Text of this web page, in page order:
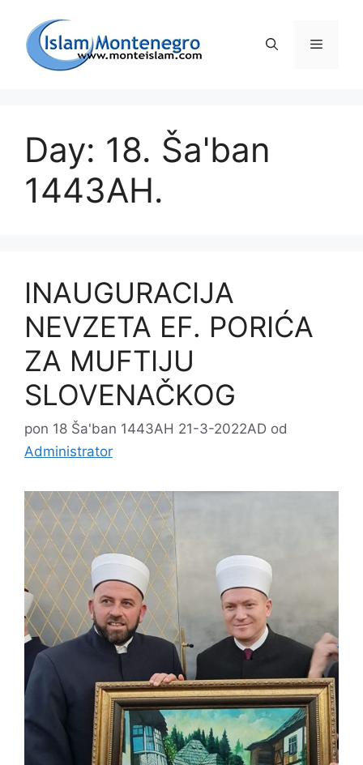
sadržaj
Day: 18. Ša'ban
1443AH.
INAUGURACIJA
NEVZETA EF. PORIĆA
ZA MUFTIJU
SLOVENAČKOG
pon 18 Ša'ban 1443AH 21-3-2022AD od
Administrator